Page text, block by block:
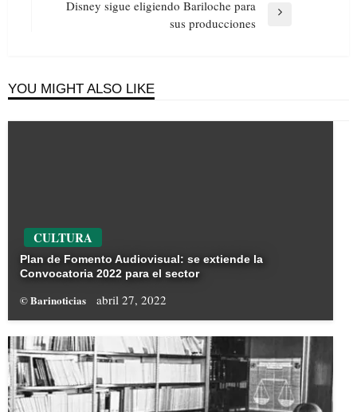
Disney sigue eligiendo Bariloche para
sus producciones
YOU MIGHT ALSO LIKE
CULTURA
Plan de Fomento Audiovisual: se extiende la
Convocatoria 2022 para el sector
© Barinoticias abril 27, 2022